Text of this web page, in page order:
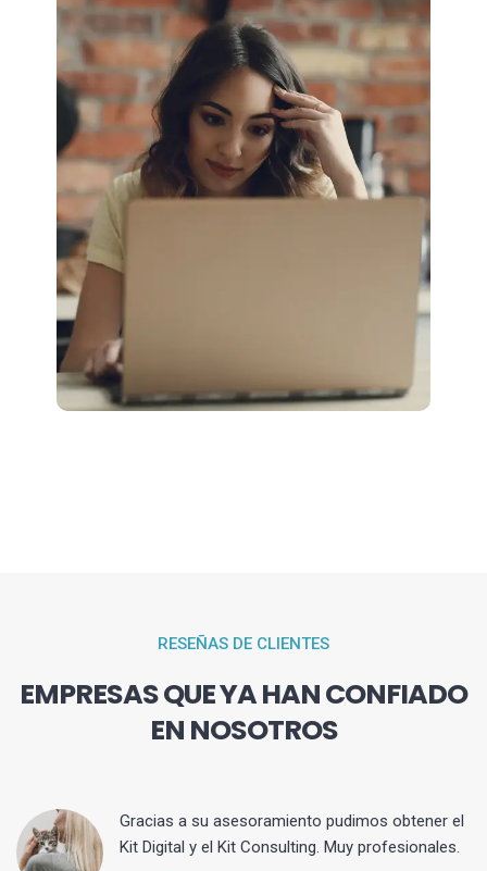
RESEÑAS DE CLIENTES
EMPRESAS QUE YA HAN CONFIADO
EN NOSOTROS
Gracias a su asesoramiento pudimos obtener el
Kit Digital y el Kit Consulting. Muy profesionales.